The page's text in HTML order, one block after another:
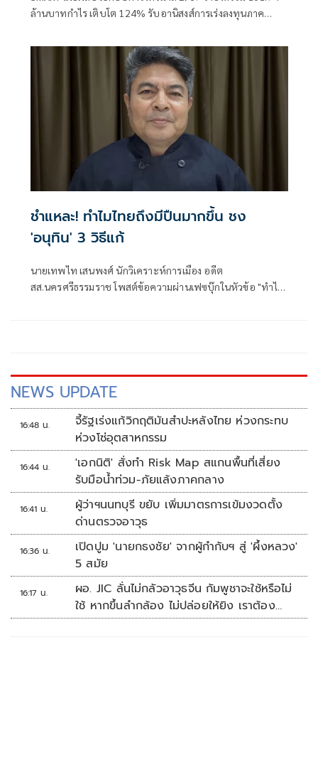
ล้านบาทกำไร เติบโต 124% รับอานิสงส์การเร่งลงทุนภาค
ชำแหละ! ทำไมไทยถึงมีปืนมากขึ้น ชง
'อนุทิน' 3 วิธีแก้
นายเทพไท เสนพงศ์ นักวิเคราะห์การเมือง อดีต
สส.นครศรีธรรมราช โพสต์ข้อความผ่านเฟซบุ๊กในหัวข้อ "ทำไม
NEWS UPDATE
16:48 น.
จี้รัฐเร่งแก้วิกฤติมันสำปะหลังไทย ห่วงกระทบ
ห่วงโซ่อุตสาหกรรม
16:44 น.
'เอกนิติ' สั่งทำ Risk Map สแกนพื้นที่เสี่ยง
รับมือน้ำท่วม-ภัยแล้งภาคกลาง
16:41 น.
ผู้ว่าฯนนทบุรี ขยับ เพิ่มมาตรการเข้มงวดตั้ง
ด่านตรวจอาวุธ
16:36 น.
เปิดปูม 'นายกธงชัย' จากผู้กำกับฯ สู่ 'ผึ้งหลวง'
5 สมัย
16:17 น.
ผอ. JIC ลั่นไม่กลัวอาวุธจีน กัมพูชาจะใช้หรือไม่
ใช้ หากขึ้นลำกล้อง ไม่ปล่อยให้ยิง เราต้อง
จัดการก่อน